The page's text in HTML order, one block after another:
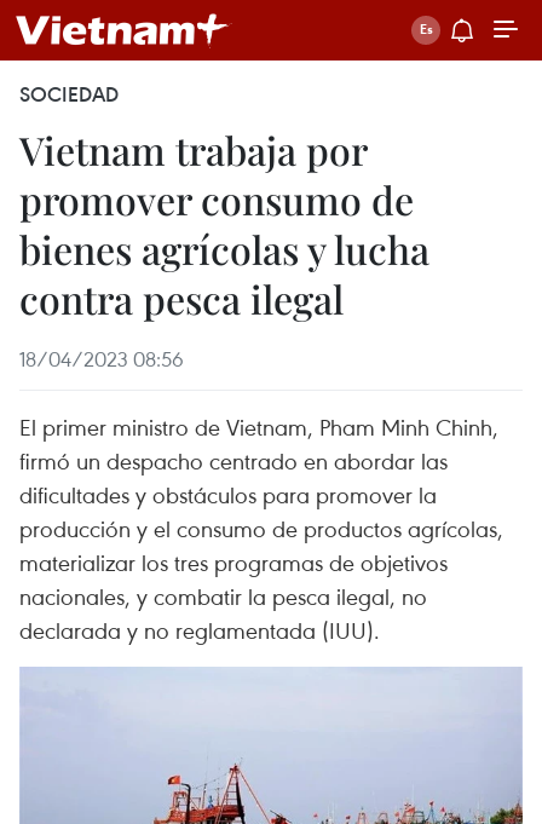
SOCIEDAD
Vietnam trabaja por
promover consumo de
bienes agrícolas y lucha
contra pesca ilegal
18/04/2023 08:56
El primer ministro de Vietnam, Pham Minh Chinh,
firmó un despacho centrado en abordar las
dificultades y obstáculos para promover la
producción y el consumo de productos agrícolas,
materializar los tres programas de objetivos
nacionales, y combatir la pesca ilegal, no
declarada y no reglamentada (IUU).